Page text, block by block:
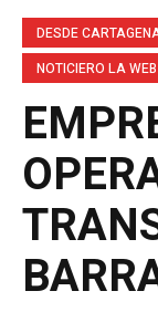
DESDE
NOTICIERO LA